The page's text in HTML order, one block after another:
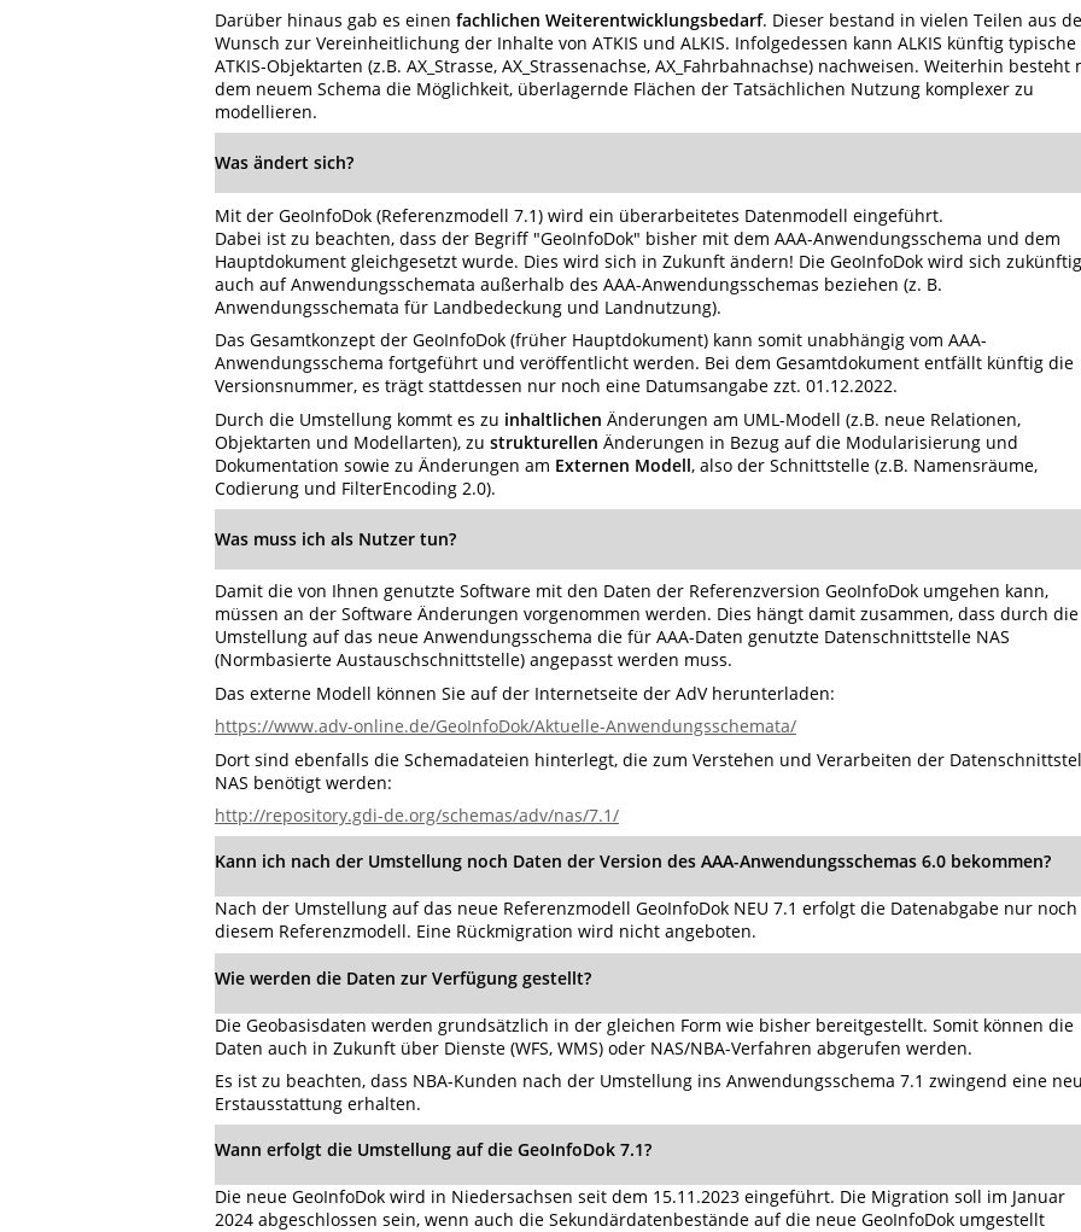
Darüber hinaus gab es einen fachlichen Weiterentwicklungsbedarf. Dieser bestand in vielen Teilen aus
Wunsch zur Vereinheitlichung der Inhalte von ATKIS und ALKIS. Infolgedessen kann ALKIS künftig typische
ATKIS-Objektarten (z.B. AX_Strasse, AX_Strassenachse, AX_Fahrbahnachse) nachweisen. Weiterhin besteht
dem neuem Schema die Möglichkeit, überlagernde Flächen der Tatsächlichen Nutzung komplexer zu
modellieren.
Was ändert sich?
Mit der GeoInfoDok (Referenzmodell 7.1) wird ein überarbeitetes Datenmodell eingeführt.
Dabei ist zu beachten, dass der Begriff "GeoInfoDok" bisher mit dem AAA-Anwendungsschema und dem
Hauptdokument gleichgesetzt wurde. Dies wird sich in Zukunft ändern! Die GeoInfoDok wird sich zukünftig
auch auf Anwendungsschemata außerhalb des AAA-Anwendungsschemas beziehen (z. B.
Anwendungsschemata für Landbedeckung und Landnutzung).
Das Gesamtkonzept der GeoInfoDok (früher Hauptdokument) kann somit unabhängig vom AAA-
Anwendungsschema fortgeführt und veröffentlicht werden. Bei dem Gesamtdokument entfällt künftig die
Versionsnummer, es trägt stattdessen nur noch eine Datumsangabe zzt. 01.12.2022.
Durch die Umstellung kommt es zu inhaltlichen Änderungen am UML-Modell (z.B. neue Relationen,
Objektarten und Modellarten), zu strukturellen Änderungen in Bezug auf die Modularisierung und
Dokumentation sowie zu Änderungen am Externen Modell, also der Schnittstelle (z.B. Namensräume,
Codierung und FilterEncoding 2.0).
Was muss ich als Nutzer tun?
Damit die von Ihnen genutzte Software mit den Daten der Referenzversion GeoInfoDok umgehen kann,
müssen an der Software Änderungen vorgenommen werden. Dies hängt damit zusammen, dass durch die
Umstellung auf das neue Anwendungsschema die für AAA-Daten genutzte Datenschnittstelle NAS
(Normbasierte Austauschschnittstelle) angepasst werden muss.
Das externe Modell können Sie auf der Internetseite der AdV herunterladen:
https://www.adv-online.de/GeoInfoDok/Aktuelle-Anwendungsschemata/
Dort sind ebenfalls die Schemadateien hinterlegt, die zum Verstehen und Verarbeiten der
NAS benötigt werden:
http://repository.gdi-de.org/schemas/adv/nas/7.1/
Kann ich nach der Umstellung noch Daten der Version des AAA-Anwendungsschemas 6.0 bekommen?
Nach der Umstellung auf das neue Referenzmodell GeoInfoDok NEU 7.1 erfolgt die Datenabgabe nur
diesem Referenzmodell. Eine Rückmigration wird nicht angeboten.
Wie werden die Daten zur Verfügung gestellt?
Die Geobasisdaten werden grundsätzlich in der gleichen Form wie bisher bereitgestellt. Somit können die
Daten auch in Zukunft über Dienste (WFS, WMS) oder NAS/NBA-Verfahren abgerufen werden.
Es ist zu beachten, dass NBA-Kunden nach der Umstellung ins Anwendungsschema 7.1 zwingend eine
Erstausstattung erhalten.
Wann erfolgt die Umstellung auf die GeoInfoDok 7.1?
Die neue GeoInfoDok wird in Niedersachsen seit dem 15.11.2023 eingeführt. Die Migration soll im Januar
2024 abgeschlossen sein, wenn auch die Sekundärdatenbestände auf die neue GeoInfoDok umgestellt